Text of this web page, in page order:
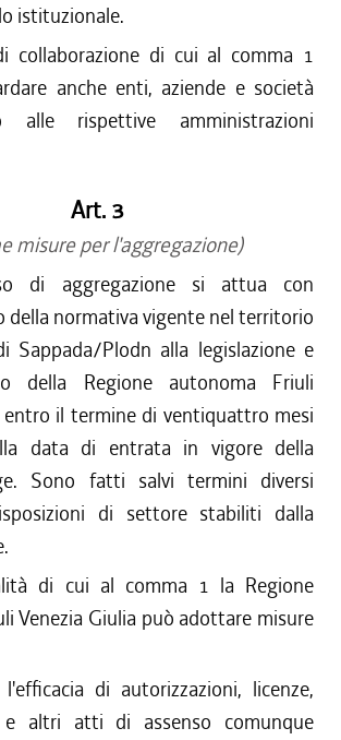
istituzionale.
collaborazione di cui al comma 1
anche enti, aziende e società
alle rispettive amministrazioni
Art. 3
misure per l'aggregazione)
di aggregazione si attua con
della normativa vigente nel territorio
Sappada/Plodn alla legislazione e
della Regione autonoma Friuli
entro il termine di ventiquattro mesi
data di entrata in vigore della
Sono fatti salvi termini diversi
di settore stabiliti dalla
di cui al comma 1 la Regione
Venezia Giulia può adottare misure
l'efficacia di autorizzazioni, licenze,
e altri atti di assenso comunque